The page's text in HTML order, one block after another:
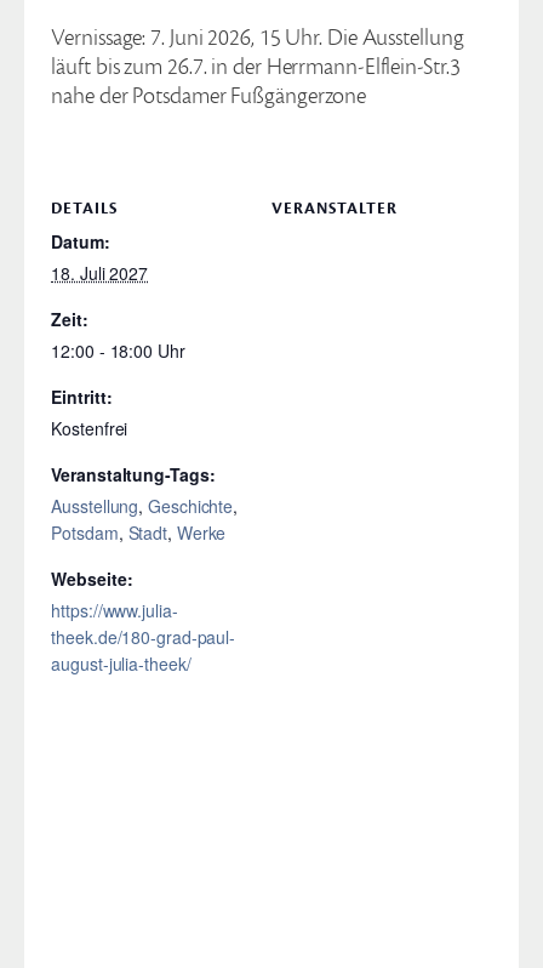
Vernissage: 7. Juni 2026, 15 Uhr. Die Ausstellung
läuft bis zum 26.7. in der Herrmann-Elflein-Str.3
nahe der Potsdamer Fußgängerzone
DETAILS
Datum:
18. Juli 2027
Zeit:
12:00 - 18:00
Eintritt:
Kostenfrei
Veranstaltung-Tags:
Ausstellung,Geschichte,
Potsdam, Stadt, Werke
Webseite:
https://www.julia-
theek.de/180-grad-paul-
august-julia-theek/
VERANSTALTER